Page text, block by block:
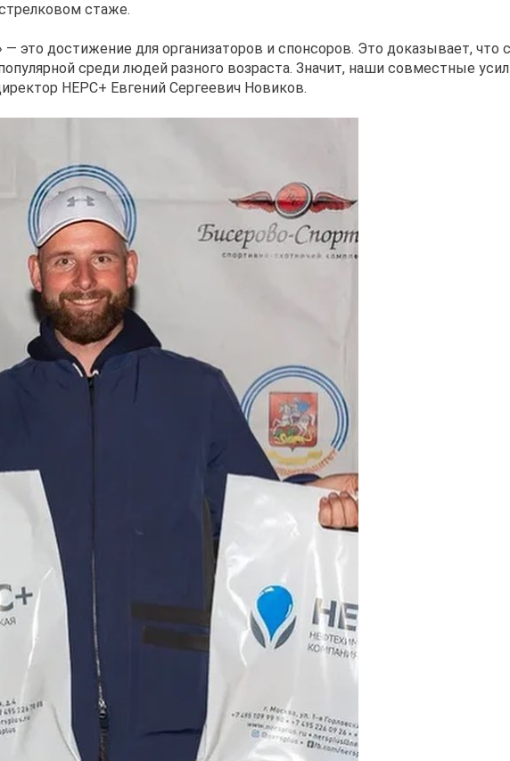
стаже.
это достижение для организаторов и спонсоров. Это доказывает, что
среди людей разного возраста. Значит, наши совместные
НЕРС+ Евгений Сергеевич Новиков.